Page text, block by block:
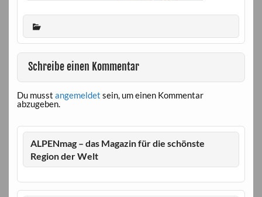
Schreibe einen Kommentar
Du musst angemeldet sein, um einen Kommentar
abzugeben.
ALPENmag – das Magazin für die schönste
Region der Welt